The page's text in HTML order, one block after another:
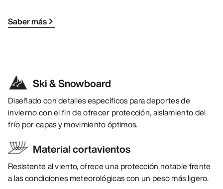
Saber más
Ski & Snowboard
Diseñado con detalles específicos para deportes de
invierno con el fin de ofrecer protección, aislamiento del
frío por capas y movimiento óptimos.
Material cortavientos
Resistente al viento, ofrece una protección notable frente
a las condiciones meteorológicas con un peso más ligero.